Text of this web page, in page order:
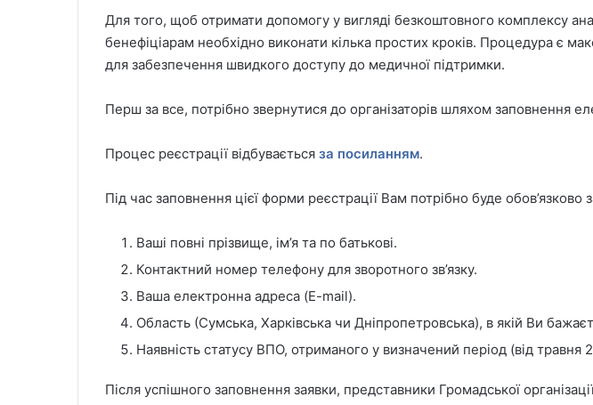
Для того, щоб отримати допомогу у вигляді безкоштовного комплексу
бенефіціарам необхідно виконати кілька простих кроків. Процедура є
для забезпечення швидкого доступу до медичної підтримки.
Перш за все, потрібно звернутися до організаторів шляхом заповнення
Процес реєстрації відбувається за посиланням.
Під час заповнення цієї форми реєстрації Вам потрібно буде обов’язково
Ваші повні прізвище, ім’я та по батькові.
Контактний номер телефону для зворотного зв’язку.
Ваша електронна адреса (E-mail).
Область (Сумська, Харківська чи Дніпропетровська), в якій Ви
Наявність статусу ВПО, отриманого у визначений період (від травня
Після успішного заповнення заявки, представники Громадської